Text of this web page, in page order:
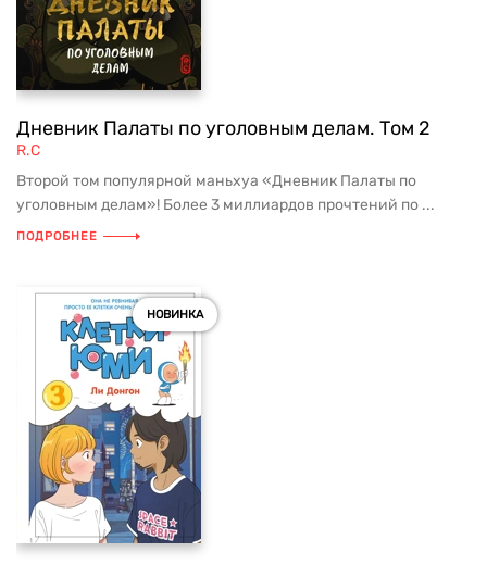
Дневник Палаты по уголовным делам. Том 2
R.C
Второй том популярной маньхуа «Дневник Палаты по
уголовным делам»! Более 3 миллиардов прочтений по ...
ПОДРОБНЕЕ
НОВИНКА